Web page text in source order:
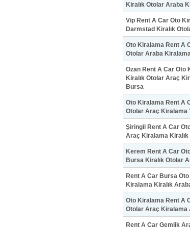
Kiralık Otolar Araba
Vip Rent A Car Oto
Darmstad Kiralık
Oto Kiralama Rent A
Otolar Araba
Ozan Rent A Car Oto
Kiralık Otolar Araç
Bursa
Oto Kiralama Rent A
Otolar Araç Kiralama
Şiringil Rent A Car
Araç Kiralama
Kerem Rent A Car
Bursa Kiralık Otolar
Rent A Car Bursa
Kiralama Kiralık
Oto Kiralama Rent A
Otolar Araç Kiralama
Rent A Car Gemlik